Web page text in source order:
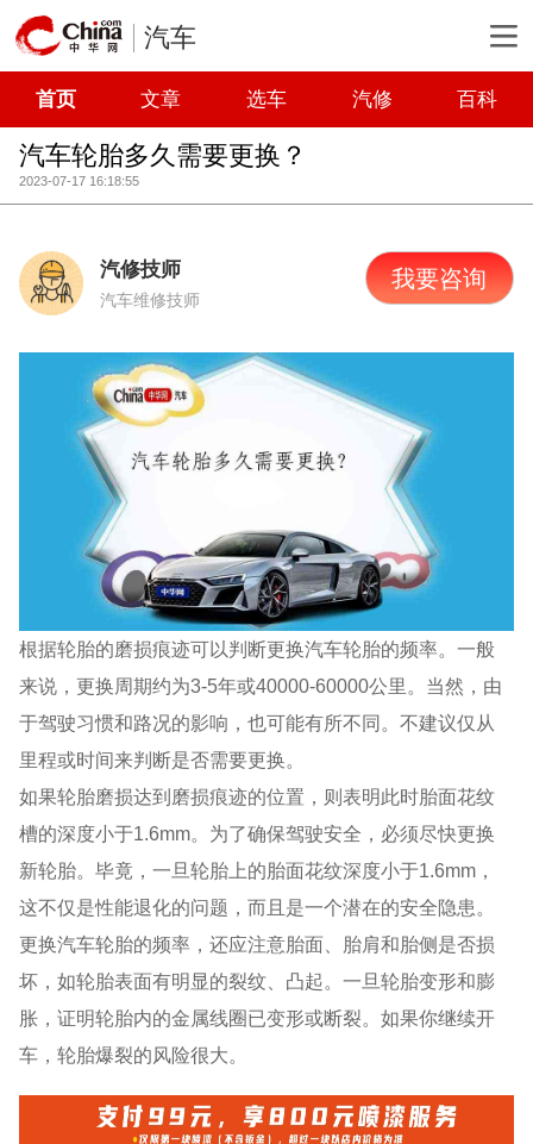
汽车
首页 文章 选车 汽修 百科
汽车轮胎多久需要更换？
2023-07-17 16:18:55
汽修技师
汽车维修技师
我要咨询
根据轮胎的磨损痕迹可以判断更换汽车轮胎的频率。一般
来说，更换周期约为3-5年或40000-60000公里。当然，由
于驾驶习惯和路况的影响，也可能有所不同。不建议仅从
里程或时间来判断是否需要更换。
如果轮胎磨损达到磨损痕迹的位置，则表明此时胎面花纹
槽的深度小于1.6mm。为了确保驾驶安全，必须尽快更换
新轮胎。毕竟，一旦轮胎上的胎面花纹深度小于1.6mm，
这不仅是性能退化的问题，而且是一个潜在的安全隐患。
更换汽车轮胎的频率，还应注意胎面、胎肩和胎侧是否损
坏，如轮胎表面有明显的裂纹、凸起。一旦轮胎变形和膨
胀，证明轮胎内的金属线圈已变形或断裂。如果你继续开
车，轮胎爆裂的风险很大。